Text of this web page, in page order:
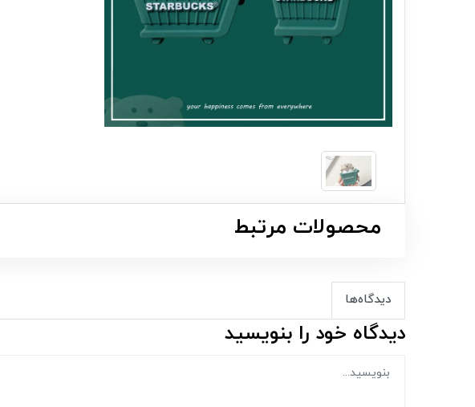
محصولات مرتبط
دیدگاه‌ها
دیدگاه خود را بنویسید